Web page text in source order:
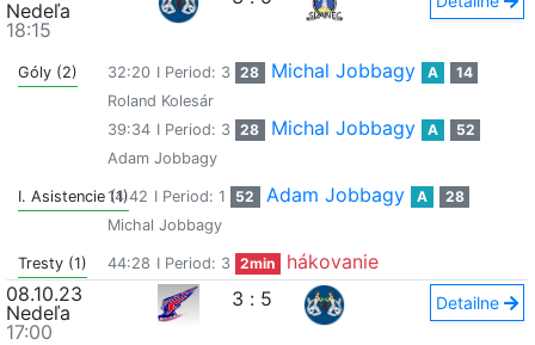
Nedeľa
18:15
Góly (2) 32:20 I Period: 3 28 Michal Jobbagy A
14
Roland Kolesár
39:34 I Period: 3 28 Michal Jobbagy A
52
Adam Jobbagy
I. Asistencie (1)14:42 I Period: 1 52 Adam Jobbagy A
28
Michal Jobbagy
Tresty (1) 44:28 I Period: 3 2min
hákovanie
08.10.23
Nedeľa
17:00
3 : 5 Detailne